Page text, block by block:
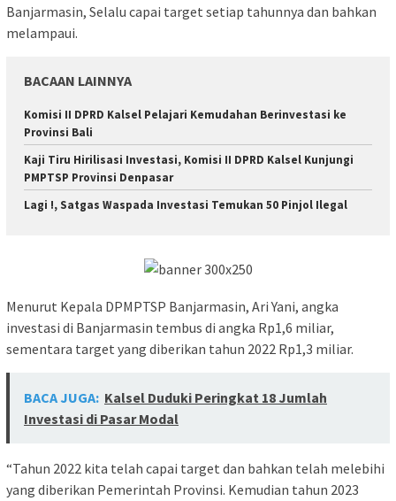
Banjarmasin, Selalu capai target setiap tahunnya dan bahkan
melampaui.
BACAAN LAINNYA
Komisi II DPRD Kalsel Pelajari Kemudahan Berinvestasi ke
Provinsi Bali
Kaji Tiru Hirilisasi Investasi, Komisi II DPRD Kalsel Kunjungi
PMPTSP Provinsi Denpasar
Lagi !, Satgas Waspada Investasi Temukan 50 Pinjol Ilegal
Menurut Kepala DPMPTSP Banjarmasin, Ari Yani, angka
investasi di Banjarmasin tembus di angka Rp1,6 miliar,
sementara target yang diberikan tahun 2022 Rp1,3 miliar.
BACA JUGA: Kalsel Duduki Peringkat 18 Jumlah
Investasi di Pasar Modal
“Tahun 2022 kita telah capai target dan bahkan telah melebihi
yang diberikan Pemerintah Provinsi. Kemudian tahun 2023